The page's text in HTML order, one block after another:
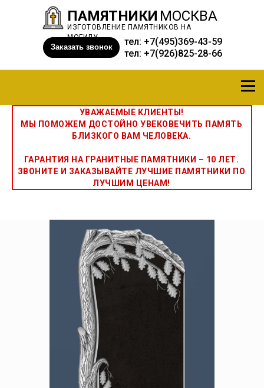
Заказать звонок тел: +7(495)369-43-59
тел: +7(926)825-28-66
ПАМЯТНИКИ МОСКВА
ИЗГОТОВЛЕНИЕ ПАМЯТНИКОВ НА
МОГИЛУ
УВАЖАЕМЫЕ КЛИЕНТЫ!
МЫ ПОМОЖЕМ ДОСТОЙНО УВЕКОВЕЧИТЬ ПАМЯТЬ
БЛИЗКОГО ВАМ ЧЕЛОВЕКА.
ГАРАНТИЯ НА ГРАНИТНЫЕ ПАМЯТНИКИ – 10 ЛЕТ.
ЗВОНИТЕ И ЗАКАЗЫВАЙТЕ ЛУЧШИЕ ПАМЯТНИКИ ПО
ЛУЧШИМ ЦЕНАМ!